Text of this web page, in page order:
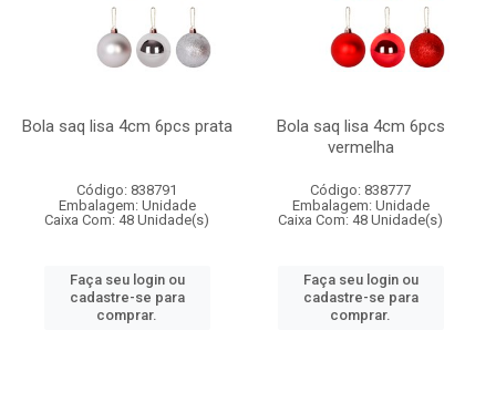
Bola saq lisa 4cm 6pcs prata
Código: 838791
Embalagem: Unidade
Caixa Com: 48 Unidade(s)
Faça seu login ou
cadastre-se para
comprar.
Bola saq lisa 4cm 6pcs
vermelha
Código: 838777
Embalagem: Unidade
Caixa Com: 48 Unidade(s)
Faça seu login ou
cadastre-se para
comprar.